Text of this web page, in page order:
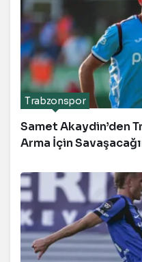
Trabzonspor
Samet Akaydin’den
Arma İçin